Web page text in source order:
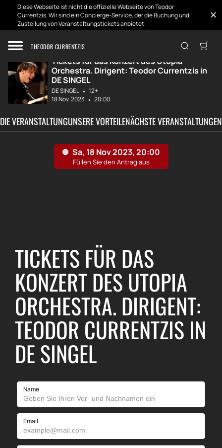
Diese Webseite ist nicht die offizielle Webseite von Teodor
Currentzis. Wir sind ein Concierge-Service, der die Buchung und
Zustellung von Veranstaltungstickets anbietet.
THEODOR CURRENTZIS
Zuhause Entwicklungen
Tickets für das Konzert des Utopia
Orchestra. Dirigent: Teodor Currentzis in
DE SINGEL
DE SINGEL
12+
18 Nov. 2023
20:00
VERANSTALTUNGUNSERE VORTEILENÄCHSTE VERANSTALTUNGEN
TICKETS FÜR DAS
KONZERT DES UTOPIA
ORCHESTRA. DIRIGENT:
TEODOR CURRENTZIS IN
DE SINGEL
Name
Email